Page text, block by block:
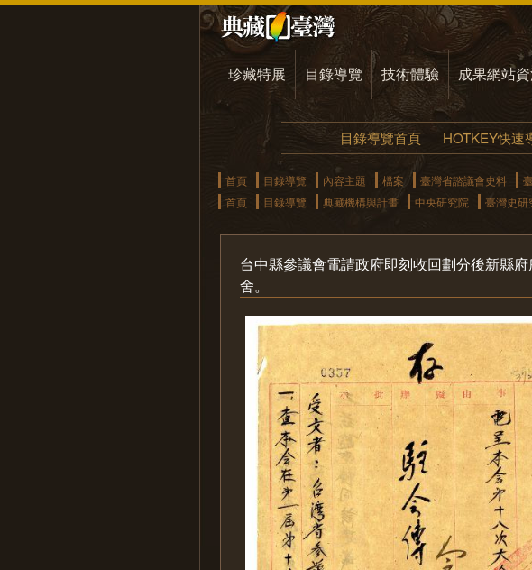
珍藏特展 目錄導覽 技術體驗 成果網站
目錄導覽首頁 HOTKEY快速
首頁 目錄導覽 內容主題 檔案 臺灣省諮議會史料
首頁
目錄導覽 典藏機構與計畫 中央研究院 臺灣史研
台中縣參議會電請政府即刻收回劃分後新縣
舍。